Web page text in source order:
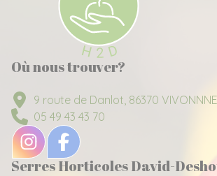
Où nous trouver?
9 route de Danlot, 86370 VIVONNNE
05 49 43 43 70
Serres Horticoles David-